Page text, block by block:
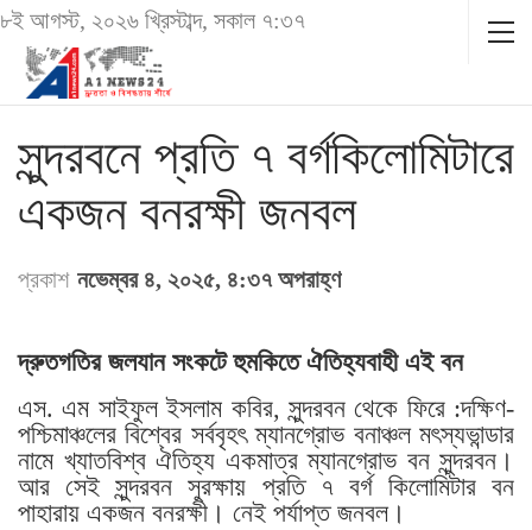
৮ই আগস্ট, ২০২৬ খ্রিস্টাব্দ, সকাল ৭:৩৭
সুন্দরবনে প্রতি ৭ বর্গকিলোমিটারে
একজন বনরক্ষী জনবল
প্রকাশ নভেম্বর ৪, ২০২৫, ৪:৩৭ অপরাহ্ণ
দ্রুতগতির জলযান সংকটে হুমকিতে ঐতিহ্যবাহী এই বন
এস. এম সাইফুল ইসলাম কবির, সুন্দরবন থেকে ফিরে :দক্ষিণ-
পশ্চিমাঞ্চলের বিশ্বের সর্ববৃহৎ ম্যানগ্রোভ বনাঞ্চল মৎস্যভান্ডার
নামে খ্যাতবিশ্ব ঐতিহ্য একমাত্র ম্যানগ্রোভ বন সুন্দরবন।
আর সেই সুন্দরবন সুরক্ষায় প্রতি ৭ বর্গ কিলোমিটার বন
পাহারায় একজন বনরক্ষী। নেই পর্যাপ্ত জনবল।